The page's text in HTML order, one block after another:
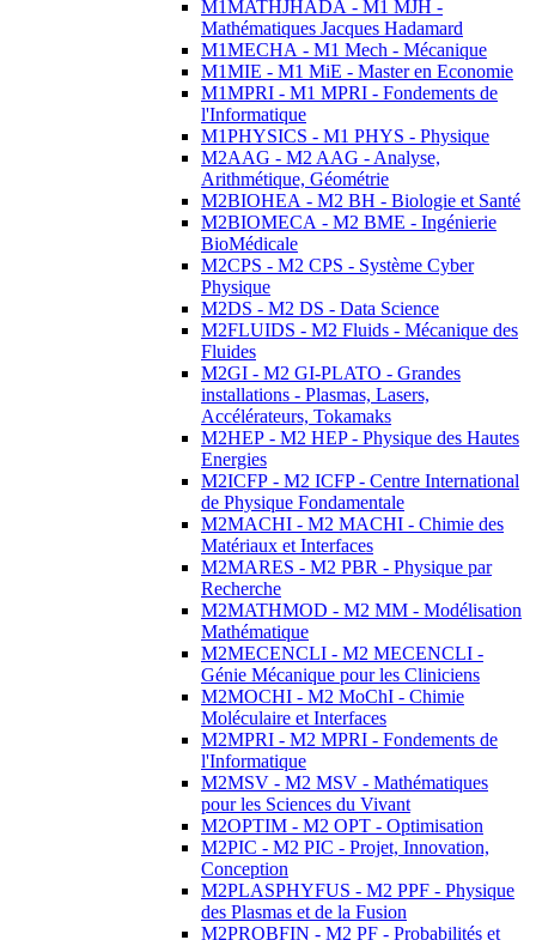
M1MATHJHADA - M1 MJH -
Mathématiques Jacques Hadamard
M1MECHA - M1 Mech - Mécanique
M1MIE - M1 MiE - Master en Economie
M1MPRI - M1 MPRI - Fondements de
l'Informatique
M1PHYSICS - M1 PHYS - Physique
M2AAG - M2 AAG - Analyse,
Arithmétique, Géométrie
M2BIOHEA - M2 BH - Biologie et Santé
M2BIOMECA - M2 BME - Ingénierie
BioMédicale
M2CPS - M2 CPS - Système Cyber
Physique
M2DS - M2 DS - Data Science
M2FLUIDS - M2 Fluids - Mécanique des
Fluides
M2GI - M2 GI-PLATO - Grandes
installations - Plasmas, Lasers,
Accélérateurs, Tokamaks
M2HEP - M2 HEP - Physique des Hautes
Energies
M2ICFP - M2 ICFP - Centre International
de Physique Fondamentale
M2MACHI - M2 MACHI - Chimie des
Matériaux et Interfaces
M2MARES - M2 PBR - Physique par
Recherche
M2MATHMOD - M2 MM - Modélisation
Mathématique
M2MECENCLI - M2 MECENCLI -
Génie Mécanique pour les Cliniciens
M2MOCHI - M2 MoChI - Chimie
Moléculaire et Interfaces
M2MPRI - M2 MPRI - Fondements de
l'Informatique
M2MSV - M2 MSV - Mathématiques
pour les Sciences du Vivant
M2OPTIM - M2 OPT - Optimisation
M2PIC - M2 PIC - Projet, Innovation,
Conception
M2PLASPHYFUS - M2 PPF - Physique
des Plasmas et de la Fusion
M2PROBFIN - M2 PF - Probabilités et